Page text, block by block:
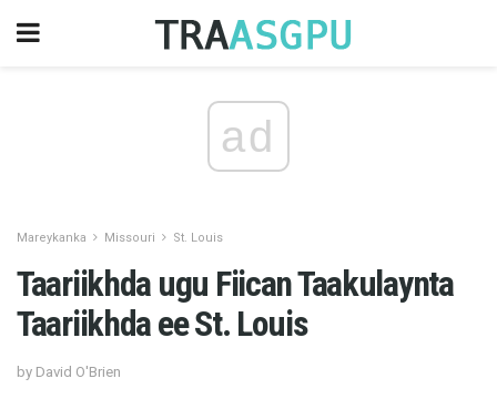
ad
Mareykanka Missouri St. Louis
Taariikhda ugu Fiican Taakulaynta
Taariikhda ee St. Louis
by David O'Brien